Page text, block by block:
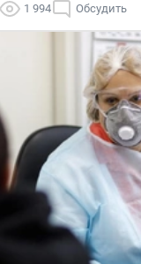
1 994 Обсудить